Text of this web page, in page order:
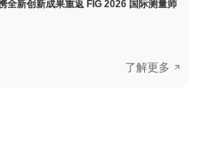
新创新成果重返 FIG 2026 国际测量师
了解更多